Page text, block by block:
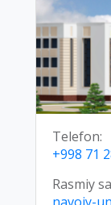
Telefon:
+998 71
Rasmiy